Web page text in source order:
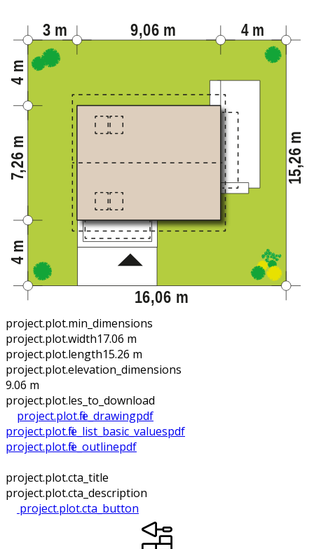
project.plot.min_dimensions
project.plot.width17.06 m
project.plot.length15.26 m
project.plot.elevation_dimensions
9.06 m
project.plot.files_to_download
project.plot.file_drawingpdf
project.plot.file_list_basic_valuespdf
project.plot.file_outlinepdf
project.plot.cta_title
project.plot.cta_description
project.plot.cta_button